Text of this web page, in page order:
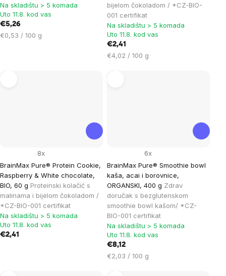
Na skladištu > 5 komada
Uto 11.8. kod vas
€5,26
Cijena
€0,53 / 100 g
bijelom čokoladom / *CZ-BIO-
001 certifikat
Na skladištu > 5 komada
Uto 11.8. kod vas
€2,41
Cijena
€4,02 / 100 g
BrainMax Pure® Protein Cookie,
Raspberry & White chocolate,
BIO, 60 g Proteinski kolačić s
malinama i bijelom čokoladom /
*CZ-BIO-001 certifikat
8x
Na skladištu > 5 komada
Uto 11.8. kod vas
€2,41
BrainMax Pure® Smoothie bowl
kaša, acai i borovnice,
ORGANSKI, 400 g Zdrav
doručak s bezglutenskom
smoothie bowl kašom/ *CZ-
BIO-001 certifikat
6x
Na skladištu > 5 komada
Uto 11.8. kod vas
€8,12
Cijena
€2,03 / 100 g